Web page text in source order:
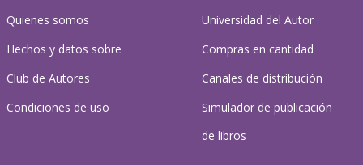
Quienes somos
Hechos y datos sobre
Club de Autores
Condiciones de uso
Universidad del Autor
Compras en cantidad
Canales de distribución
Simulador de publicación
de libros